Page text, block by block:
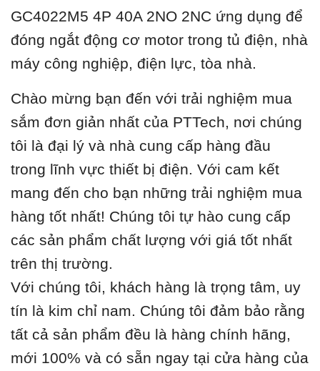
GC4022M5 4P 40A 2NO 2NC ứng dụng để
đóng ngắt động cơ motor trong tủ điện, nhà
máy công nghiệp, điện lực, tòa nhà.
Chào mừng bạn đến với trải nghiệm mua
sắm đơn giản nhất của PTTech, nơi chúng
tôi là đại lý và nhà cung cấp hàng đầu
trong lĩnh vực thiết bị điện. Với cam kết
mang đến cho bạn những trải nghiệm mua
hàng tốt nhất! Chúng tôi tự hào cung cấp
các sản phẩm chất lượng với giá tốt nhất
trên thị trường.
Với chúng tôi, khách hàng là trọng tâm, uy
tín là kim chỉ nam. Chúng tôi đảm bảo rằng
tất cả sản phẩm đều là hàng chính hãng,
mới 100% và có sẵn ngay tại cửa hàng của